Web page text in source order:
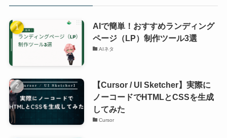
AIで簡単！おすすめランディング
ページ（LP）制作ツール3選
AIネタ
【Cursor / UI Sketcher】実際に
ノーコードでHTMLとCSSを生成
してみた
Cursor